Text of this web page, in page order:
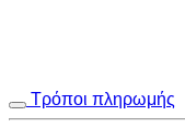
Τρόποι πληρωμής